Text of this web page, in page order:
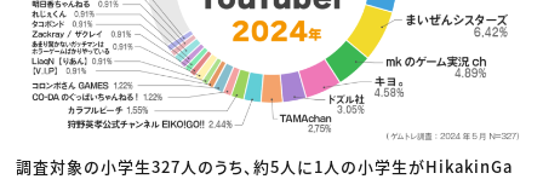
調査対象の小学生327人のうち、約5人に1人の小学生がHikakinGa